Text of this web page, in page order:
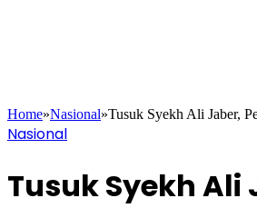
Home»Nasional»Tusuk Syekh Ali Jaber,
Nasional
Tusuk Syekh Ali